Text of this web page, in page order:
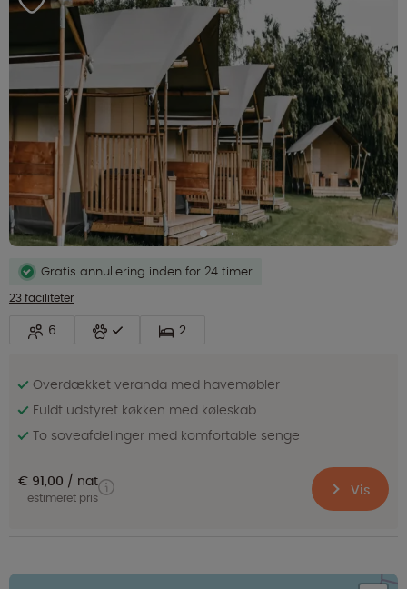
Gratis annullering inden for 24 timer
23 faciliteter
6 2
Overdækket veranda med havemøbler
Fuldt udstyret køkken med køleskab
To soveafdelinger med komfortable senge
€ 91,00 nat
estimeret pris Vis